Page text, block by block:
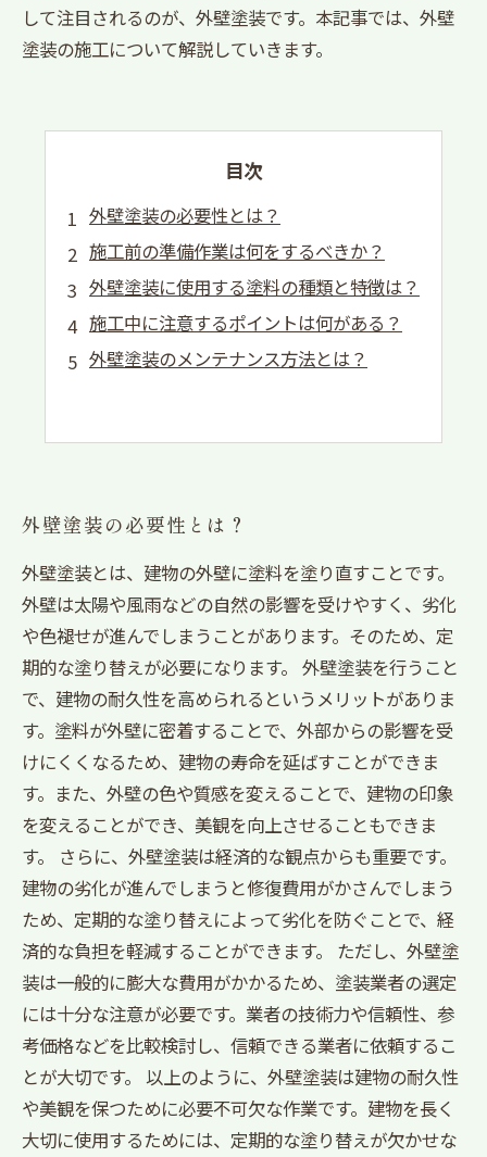
して注目されるのが、外壁塗装です。本記事では、外壁
塗装の施工について解説していきます。
目次
外壁塗装の必要性とは？
施工前の準備作業は何をするべきか？
外壁塗装に使用する塗料の種類と特徴は？
施工中に注意するポイントは何がある？
外壁塗装のメンテナンス方法とは？
外壁塗装の必要性とは？
外壁塗装とは、建物の外壁に塗料を塗り直すことです。
外壁は太陽や風雨などの自然の影響を受けやすく、劣化
や色褪せが進んでしまうことがあります。そのため、定
期的な塗り替えが必要になります。 外壁塗装を行うこと
で、建物の耐久性を高められるというメリットがありま
す。塗料が外壁に密着することで、外部からの影響を受
けにくくなるため、建物の寿命を延ばすことができま
す。また、外壁の色や質感を変えることで、建物の印象
を変えることができ、美観を向上させることもできま
す。 さらに、外壁塗装は経済的な観点からも重要です。
建物の劣化が進んでしまうと修復費用がかさんでしまう
ため、定期的な塗り替えによって劣化を防ぐことで、経
済的な負担を軽減することができます。 ただし、外壁塗
装は一般的に膨大な費用がかかるため、塗装業者の選定
には十分な注意が必要です。業者の技術力や信頼性、参
考価格などを比較検討し、信頼できる業者に依頼するこ
とが大切です。 以上のように、外壁塗装は建物の耐久性
や美観を保つために必要不可欠な作業です。建物を長く
大切に使用するためには、定期的な塗り替えが欠かせな